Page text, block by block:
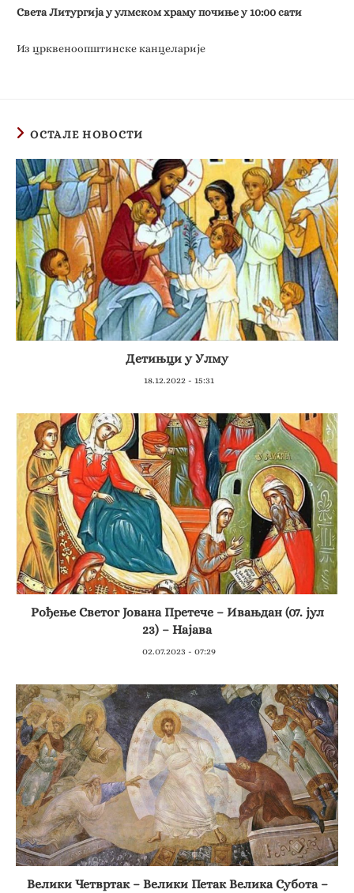
Света Литургија у улмском храму почиње у 10:00 сати
Из црквеноопштинске канцеларије
ОСТАЛЕ НОВОСТИ
Детињци у Улму
18.12.2022 - 15:31
Рођење Светог Јована Претече – Ивањдан (07. јул
23) – Најава
02.07.2023 - 07:29
Велики Четвртак – Велики Петак Велика Субота –